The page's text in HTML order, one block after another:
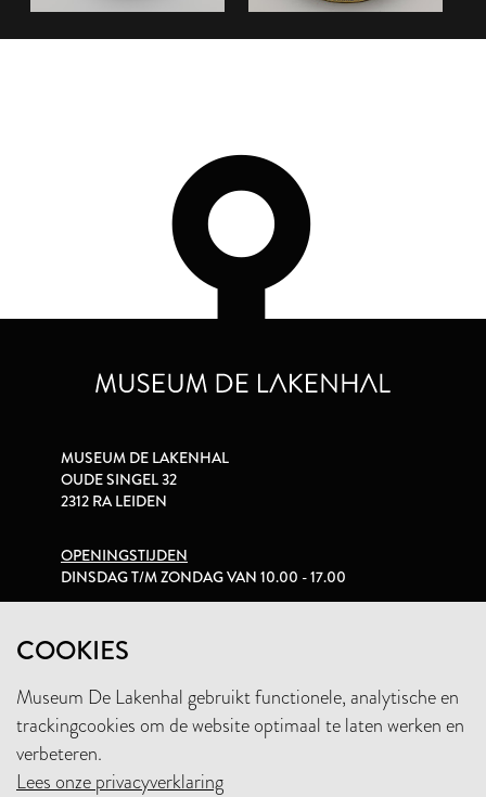
COOKIES
Museum De Lakenhal gebruikt functionele, analytische en
trackingcookies om de website optimaal te laten werken en
verbeteren.
Lees onze privacyverklaring
MUSEUM DE LAKENHAL
OUDE SINGEL 32
2312 RA LEIDEN
OPENINGSTIJDEN
DINSDAG T/M ZONDAG VAN 10.00 - 17.00
+31 (0)71 5165360
INFO@LAKENHAL.NL
STEUN HET MUSEUM